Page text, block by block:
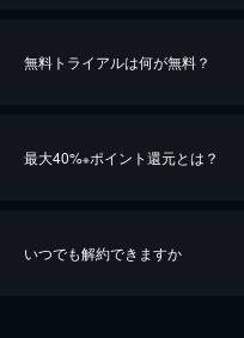
無料トライアルは何が無料？
最大40%※ポイント還元とは？
いつでも解約できますか